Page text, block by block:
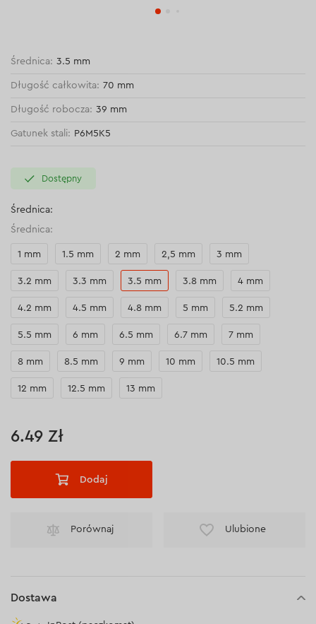
Średnica: 3.5 mm
Długość całkowita: 70 mm
Długość robocza: 39 mm
Gatunek stali: P6M5K5
Dostępny
Średnica:
Średnica:
1 mm 1.5 mm 2 mm 2,5 mm 3 mm
3.2 mm 3.3 mm 3.5 mm 3.8 mm 4 mm
4.2 mm 4.5 mm 4.8 mm 5 mm 5.2 mm
5.5 mm 6 mm 6.5 mm 6.7 mm 7 mm
8 mm 8.5 mm 9 mm 10 mm 10.5 mm
12 mm 12.5 mm 13 mm
6.49 Zł
Dodaj
Porównaj Ulubione
Dostawa